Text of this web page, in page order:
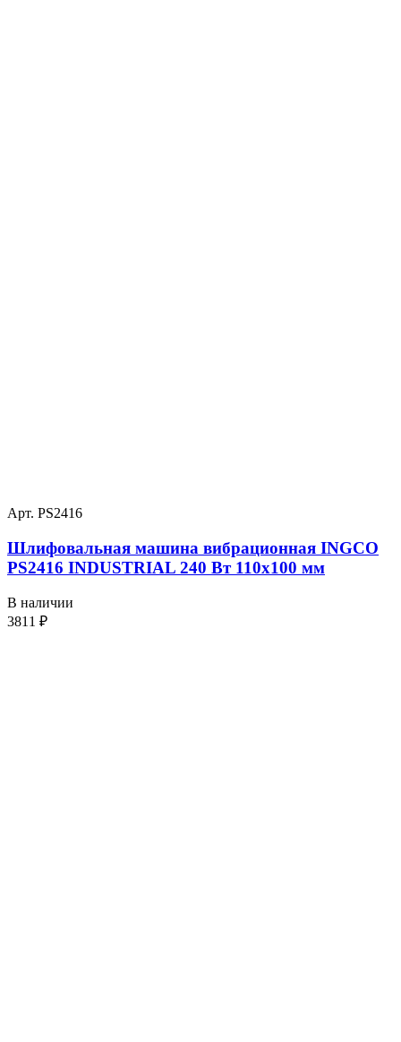
Арт. PS2416
Шлифовальная машина вибрационная INGCO
PS2416 INDUSTRIAL 240 Вт 110х100 мм
В наличии
3811 ₽